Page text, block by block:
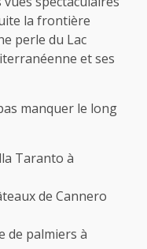
la frontière
perle du Lac
et ses
manquer le long
Taranto à
de Cannero
de palmiers à